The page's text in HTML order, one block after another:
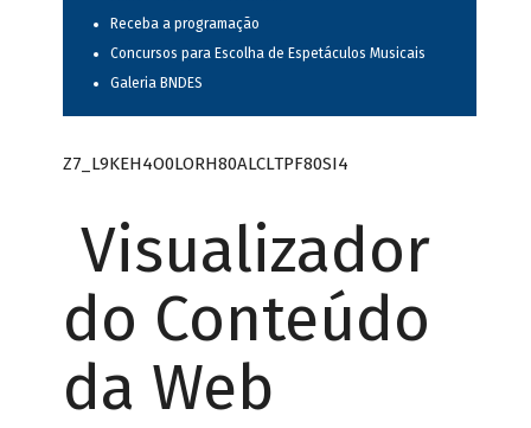
Receba a programação
Concursos para Escolha de Espetáculos Musicais
Galeria BNDES
Z7_L9KEH4O0LORH80ALCLTPF80SI4
Visualizador
do Conteúdo
da Web